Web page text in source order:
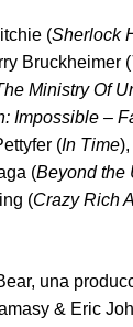
(Sherlock
Bruckheimer (
Ministry Of
Impossible –
(In Time
(Beyond the
(Crazy Rich
una
& Eric